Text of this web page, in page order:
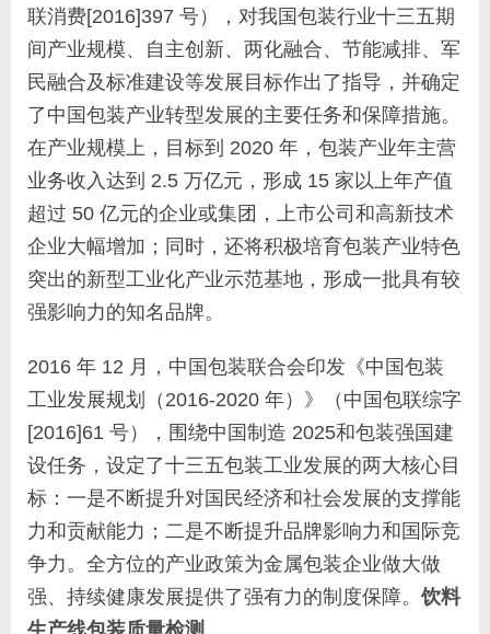
联消费[2016]397 号），对我国包装行业十三五期
间产业规模、自主创新、两化融合、节能减排、军
民融合及标准建设等发展目标作出了指导，并确定
了中国包装产业转型发展的主要任务和保障措施。
在产业规模上，目标到 2020 年，包装产业年主营
业务收入达到 2.5 万亿元，形成 15 家以上年产值
超过 50 亿元的企业或集团，上市公司和高新技术
企业大幅增加；同时，还将积极培育包装产业特色
突出的新型工业化产业示范基地，形成一批具有较
强影响力的知名品牌。
2016 年 12 月，中国包装联合会印发《中国包装
工业发展规划（2016-2020 年）》（中国包联综字
[2016]61 号），围绕中国制造 2025和包装强国建
设任务，设定了十三五包装工业发展的两大核心目
标：一是不断提升对国民经济和社会发展的支撑能
力和贡献能力；二是不断提升品牌影响力和国际竞
争力。全方位的产业政策为金属包装企业做大做
强、持续健康发展提供了强有力的制度保障。饮料
生产线包装质量检测